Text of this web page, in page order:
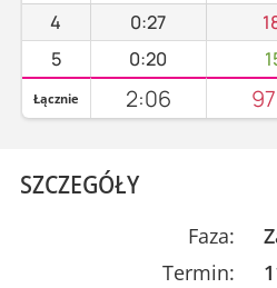
4
0:27
5
0:20
Łącznie 2:06 97
SZCZEGÓŁY
Faza:
Termin: